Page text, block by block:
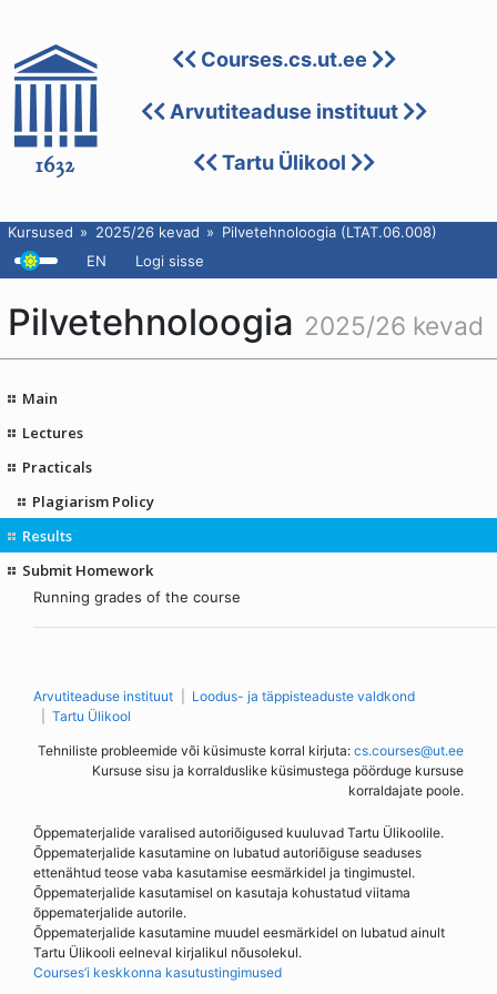
Courses.cs.ut.ee
Arvutiteaduse instituut
Tartu Ülikool
Kursused 2025/26 kevad
Pilvetehnoloogia (LTAT.06.008)
EN
Logi sisse
Pilvetehnoloogia 2025/26 kevad
Main
Lectures
Practicals
Plagiarism Policy
Results
Submit Homework
Running grades of the course
Arvutiteaduse instituut
Loodus- ja täppisteaduste valdkond
Tartu Ülikool
Tehniliste probleemide või küsimuste korral kirjuta: cs.courses@ut.ee
Kursuse sisu ja korralduslike küsimustega pöörduge kursuse
korraldajate poole.
Õppematerjalide varalised autoriõigused kuuluvad Tartu Ülikoolile.
Õppematerjalide kasutamine on lubatud autoriõiguse seaduses
ettenähtud teose vaba kasutamise eesmärkidel ja tingimustel.
Õppematerjalide kasutamisel on kasutaja kohustatud viitama
õppematerjalide autorile.
Õppematerjalide kasutamine muudel eesmärkidel on lubatud ainult
Tartu Ülikooli eelneval kirjalikul nõusolekul.
Courses’i keskkonna kasutustingimused